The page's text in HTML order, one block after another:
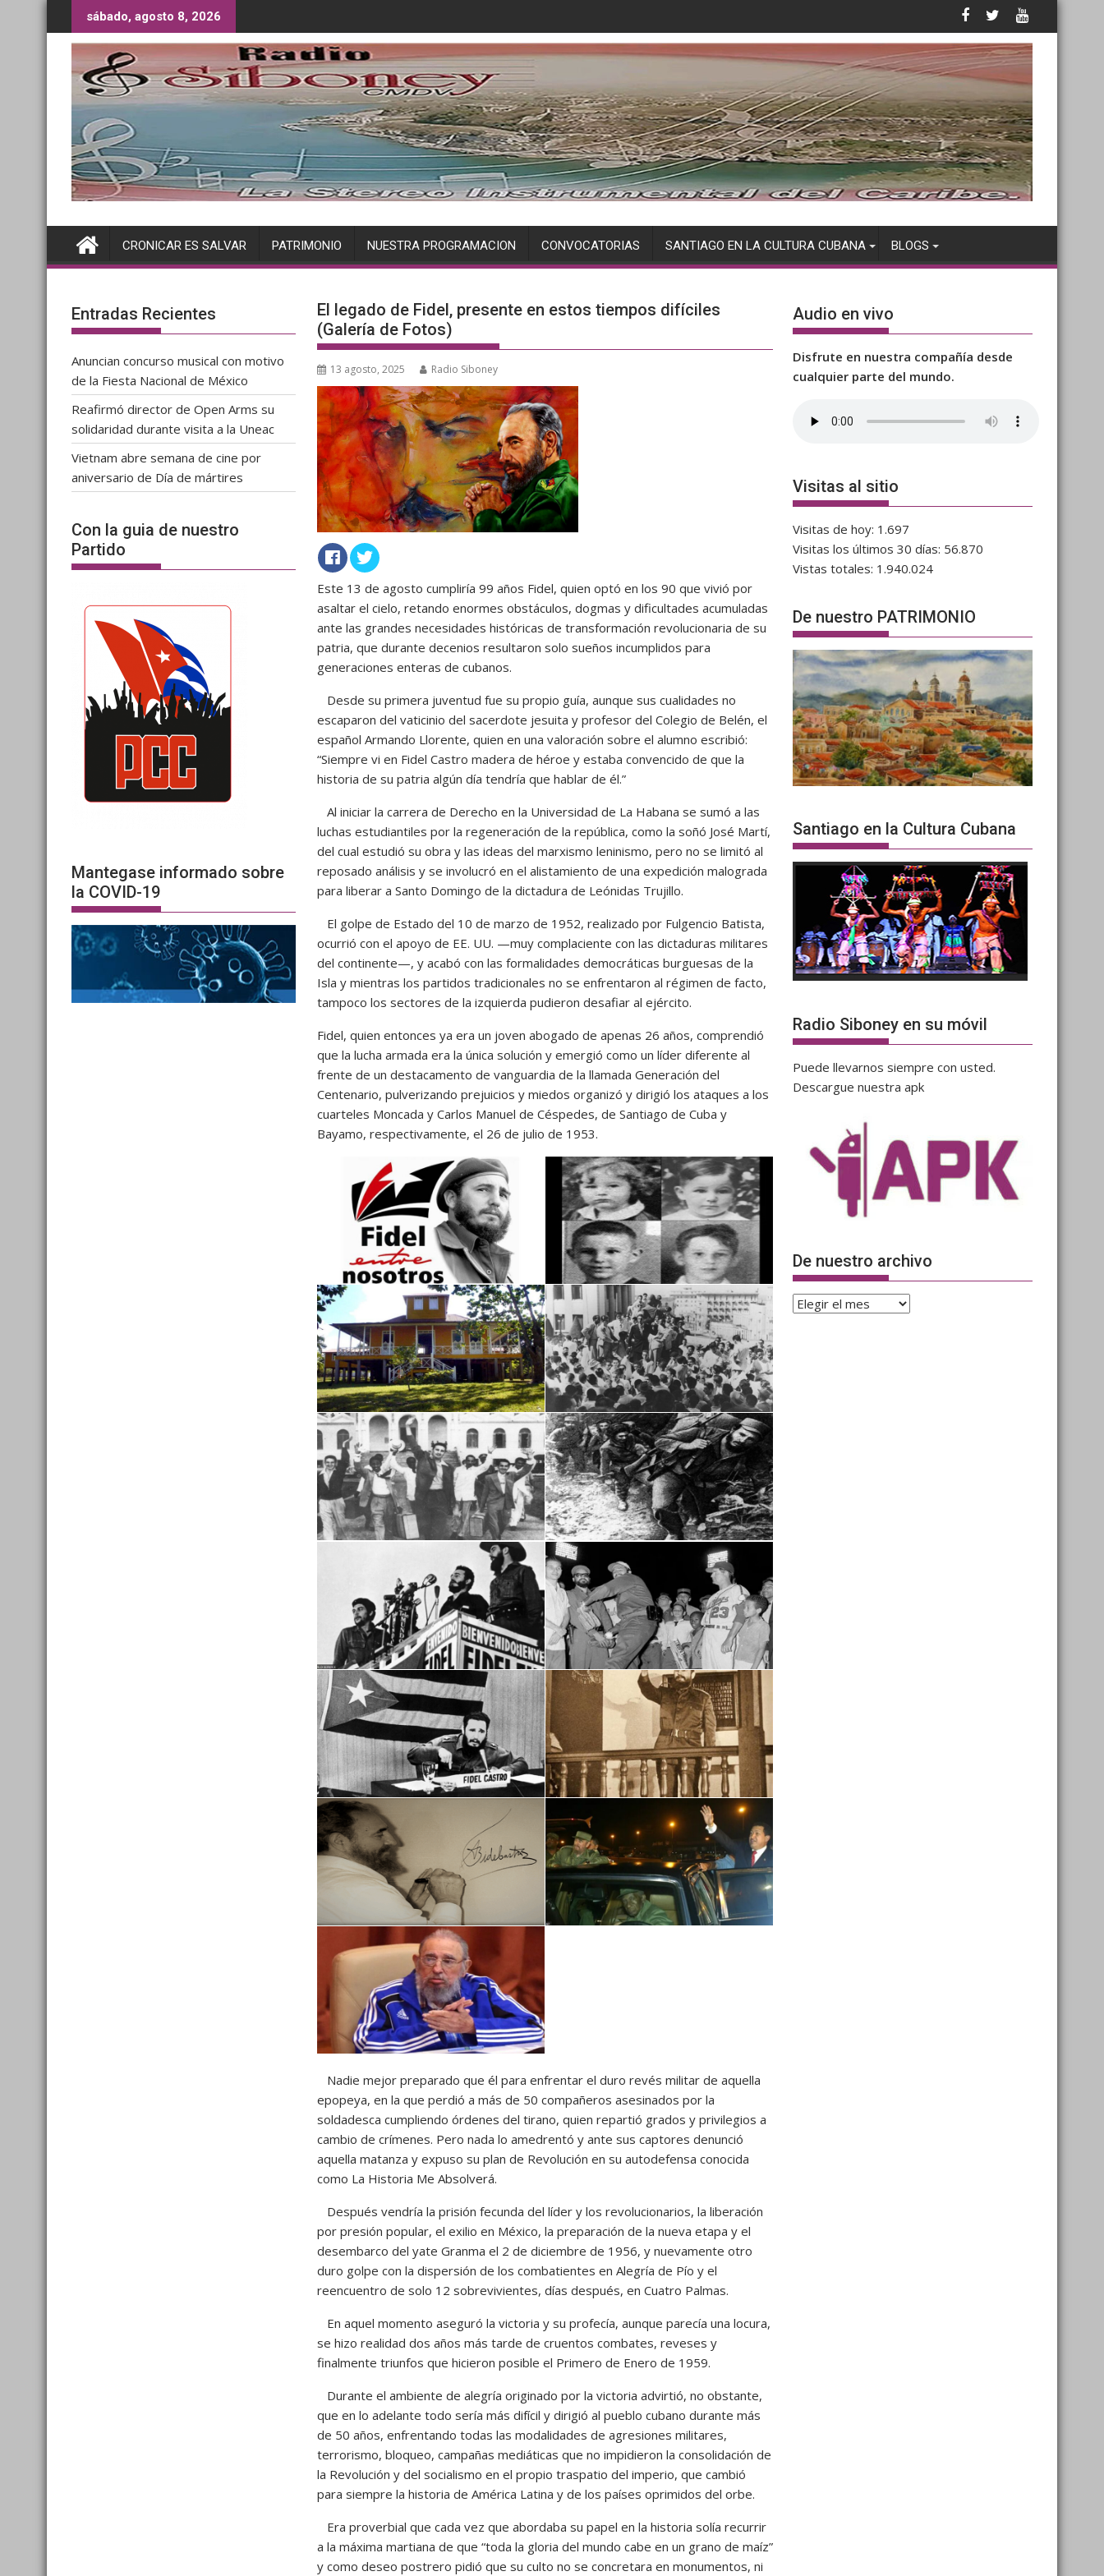
al
contenido
sábado, agosto 8, 2026
CRONICAR ES SALVAR PATRIMONIO NUESTRA PROGRAMACION CONVOCATORIAS SANTIAGO EN LA CULTURA CUBANA BLOGS
El legado de Fidel, presente en estos tiempos difíciles
(Galería de Fotos)
13 agosto, 2025 Radio Siboney
Este 13 de agosto cumpliría 99 años Fidel, quien optó en los 90 que vivió por
asaltar el cielo, retando enormes obstáculos, dogmas y dificultades acumuladas
ante las grandes necesidades históricas de transformación revolucionaria de su
patria, que durante decenios resultaron solo sueños incumplidos para
generaciones enteras de cubanos.
Desde su primera juventud fue su propio guía, aunque sus cualidades no
escaparon del vaticinio del sacerdote jesuita y profesor del Colegio de Belén, el
español Armando Llorente, quien en una valoración sobre el alumno escribió:
“Siempre vi en Fidel Castro madera de héroe y estaba convencido de que la
historia de su patria algún día tendría que hablar de él.”
Al iniciar la carrera de Derecho en la Universidad de La Habana se sumó a las
luchas estudiantiles por la regeneración de la república, como la soñó José Martí,
del cual estudió su obra y las ideas del marxismo leninismo, pero no se limitó al
reposado análisis y se involucró en el alistamiento de una expedición malograda
para liberar a Santo Domingo de la dictadura de Leónidas Trujillo.
El golpe de Estado del 10 de marzo de 1952, realizado por Fulgencio Batista,
ocurrió con el apoyo de EE. UU. —muy complaciente con las dictaduras militares
del continente—, y acabó con las formalidades democráticas burguesas de la
Isla y mientras los partidos tradicionales no se enfrentaron al régimen de facto,
tampoco los sectores de la izquierda pudieron desafiar al ejército.
Fidel, quien entonces ya era un joven abogado de apenas 26 años, comprendió
que la lucha armada era la única solución y emergió como un líder diferente al
frente de un destacamento de vanguardia de la llamada Generación del
Centenario, pulverizando prejuicios y miedos organizó y dirigió los ataques a los
cuarteles Moncada y Carlos Manuel de Céspedes, de Santiago de Cuba y
Bayamo, respectivamente, el 26 de julio de 1953.
Nadie mejor preparado que él para enfrentar el duro revés militar de aquella
epopeya, en la que perdió a más de 50 compañeros asesinados por la
soldadesca cumpliendo órdenes del tirano, quien repartió grados y privilegios a
cambio de crímenes. Pero nada lo amedrentó y ante sus captores denunció
aquella matanza y expuso su plan de Revolución en su autodefensa conocida
como La Historia Me Absolverá.
Después vendría la prisión fecunda del líder y los revolucionarios, la liberación
por presión popular, el exilio en México, la preparación de la nueva etapa y el
desembarco del yate Granma el 2 de diciembre de 1956, y nuevamente otro
duro golpe con la dispersión de los combatientes en Alegría de Pío y el
reencuentro de solo 12 sobrevivientes, días después, en Cuatro Palmas.
En aquel momento aseguró la victoria y su profecía, aunque parecía una locura,
se hizo realidad dos años más tarde de cruentos combates, reveses y
finalmente triunfos que hicieron posible el Primero de Enero de 1959.
Durante el ambiente de alegría originado por la victoria advirtió, no obstante,
que en lo adelante todo sería más difícil y dirigió al pueblo cubano durante más
de 50 años, enfrentando todas las modalidades de agresiones militares,
terrorismo, bloqueo, campañas mediáticas que no impidieron la consolidación de
la Revolución y del socialismo en el propio traspatio del imperio, que cambió
para siempre la historia de América Latina y de los países oprimidos del orbe.
Era proverbial que cada vez que abordaba su papel en la historia solía recurrir
a la máxima martiana de que “toda la gloria del mundo cabe en un grano de maíz”
y como deseo postrero pidió que su culto no se concretara en monumentos, ni
Entradas Recientes
Anuncian concurso musical con motivo
de la Fiesta Nacional de México
Reafirmó director de Open Arms su
solidaridad durante visita a la Uneac
Vietnam abre semana de cine por
aniversario de Día de mártires
Con la guia de nuestro
Partido
Mantegase informado sobre
la COVID-19
Audio en vivo
Disfrute en nuestra compañía desde
cualquier parte del mundo.
Visitas al sitio
Visitas de hoy: 1.697
Visitas los últimos 30 días: 56.870
Vistas totales: 1.940.024
De nuestro PATRIMONIO
Santiago en la Cultura Cubana
Radio Siboney en su móvil
Puede llevarnos siempre con usted.
Descargue nuestra apk
De nuestro archivo
De